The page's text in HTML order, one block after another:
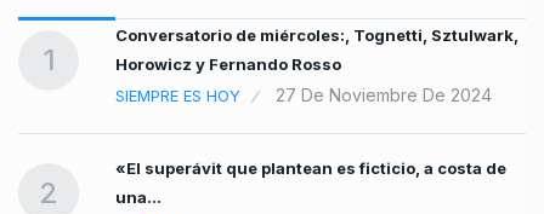
1
Conversatorio de miércoles:, Tognetti, Sztulwark,
Horowicz y Fernando Rosso
SIEMPRE ES HOY
27 De Noviembre De 2024
2
«El superávit que plantean es ficticio, a costa de
una…